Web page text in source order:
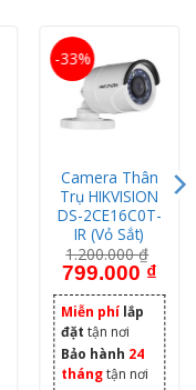
-33%
Camera Thân
Trụ HIKVISION
DS-2CE16C0T-
IR (Vỏ Sắt)
1.200.000₫
Giá gốc là:
799.000 ₫Giá
Miễn phí lắp
đặt tận nơi
Bảo hành 24
thángtận nơi